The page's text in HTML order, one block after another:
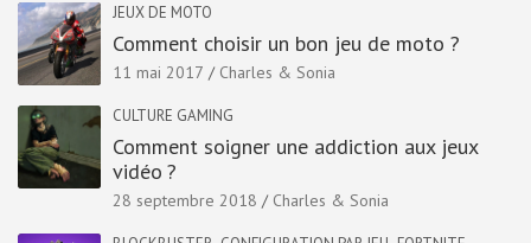
JEUX DE MOTO
Comment choisir un bon jeu de moto ?
11 mai 2017 Charles & Sonia
CULTURE GAMING
Comment soigner une addiction aux jeux
vidéo ?
28 septembre 2018 Charles & Sonia